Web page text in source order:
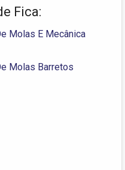
Fica:
Molas E Mecânica
Molas Barretos